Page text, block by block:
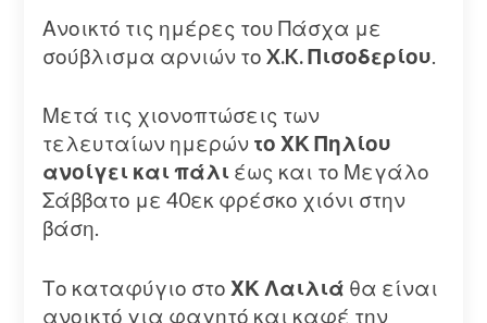
Ανοικτό τις ημέρες του Πάσχα με
σούβλισμα αρνιών το X.K. Πισοδερίου.
Μετά τις χιονοπτώσεις των
τελευταίων ημερών το ΧΚ Πηλίου
ανοίγει και πάλιέως και το Μεγάλο
Σάββατο με 40εκ φρέσκο χιόνι στην
βάση.
Το καταφύγιο στο ΧΚ Λαιλιά θα είναι
ανοικτό για φαγητό και καφέ την